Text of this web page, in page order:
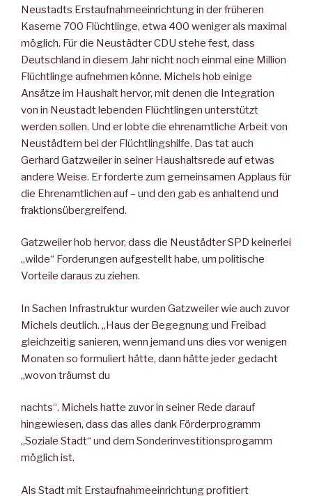
Neustadts Erstaufnahmeeinrichtung in der früheren
Kaserne 700 Flüchtlinge, etwa 400 weniger als maximal
möglich. Für die Neustädter CDU stehe fest, dass
Deutschland in diesem Jahr nicht noch einmal eine Million
Flüchtlinge aufnehmen könne. Michels hob einige
Ansätze im Haushalt hervor, mit denen die Integration
von in Neustadt lebenden Flüchtlingen unterstützt
werden sollen. Und er lobte die ehrenamtliche Arbeit von
Neustädtern bei der Flüchtlingshilfe. Das tat auch
Gerhard Gatzweiler in seiner Haushaltsrede auf etwas
andere Weise. Er forderte zum gemeinsamen Applaus für
die Ehrenamtlichen auf – und den gab es anhaltend und
fraktionsübergreifend.
Gatzweiler hob hervor, dass die Neustädter SPD keinerlei
„wilde“ Forderungen aufgestellt habe, um politische
Vorteile daraus zu ziehen.
In Sachen Infrastruktur wurden Gatzweiler wie auch zuvor
Michels deutlich. „Haus der Begegnung und Freibad
gleichzeitig sanieren, wenn jemand uns dies vor wenigen
Monaten so formuliert hätte, dann hätte jeder gedacht
,,wovon träumst du
nachts“. Michels hatte zuvor in seiner Rede darauf
hingewiesen, dass das alles dank Förderprogramm
„Soziale Stadt“ und dem Sonderinvestitionsprogamm
möglich ist.
Als Stadt mit Erstaufnahmeeinrichtung profitiert